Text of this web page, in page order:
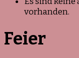
vorhanden.
Feier